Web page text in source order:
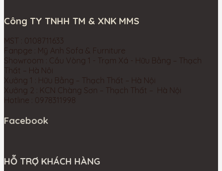
Công TY TNHH TM & XNK MMS
MST : 0108711633
Fanpge : Mỹ Anh Sofa & Furniture
Showroom : Cầu Vòng 1 - Trạm Xá - Hữu Bằng – Thạch
Thất – Hà Nôi
Xưởng 1 : Hữu Bằng – Thạch Thất – Hà Nội
Xưởng 2 : KCN Chàng Sơn – Thạch Thất – Hà Nội
Hotline : 0978311998
Facebook
HỖ TRỢ KHÁCH HÀNG